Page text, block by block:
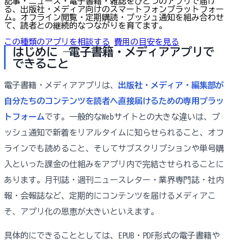
る、出版社・メディア向けのスマートフォンプラットフォー
ム。オフライン閲覧・定期購読・プッシュ通知を組み合わせ
て、読者との継続的なつながりを育てます。
この種類のアプリを相談する
費用の目安を見る
はじめに ── 電子書籍・メディアアプリで
できること
電子書籍・メディアアプリは、 出版社・メディア・編集部が
自分たちのコンテンツを読者へ直接届けるための専用プラッ
トフォームです。一般的なWebサイトとの大きな違いは、プ
ッシュ通知で新着をリアルタイムに知らせられること、オフ
ラインでも読めること、そしてサブスクリプションや単号購
入といった課金の仕組みをアプリ内で完結させられることに
あります。月刊誌・週刊ニュースレター・業界専門誌・社内
報・会報誌など、定期的にコンテンツを届けるメディアこ
そ、アプリ化の恩恵が大きいといえます。
具体的にできることとしては、EPUB・PDF形式の電子書籍や